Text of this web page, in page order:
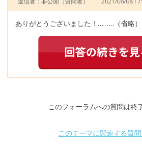
ありがとうございました！………（省略
このフォーラムへの質問は終
このテーマに関連する質